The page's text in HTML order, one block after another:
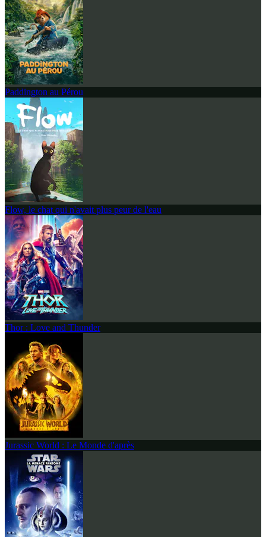
Paddington au Pérou
Flow, le chat qui n'avait plus peur de l'eau
Thor : Love and Thunder
Jurassic World : Le Monde d'après